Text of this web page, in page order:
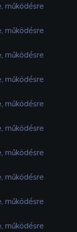
működésre
működésre
működésre
működésre
működésre
működésre
működésre
működésre
működésre
működésre